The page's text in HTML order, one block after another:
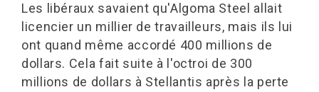
Les libéraux savaient qu'Algoma Steel allait
licencier un millier de travailleurs, mais ils lui
ont quand même accordé 400 millions de
dollars. Cela fait suite à l'octroi de 300
millions de dollars à Stellantis après la perte